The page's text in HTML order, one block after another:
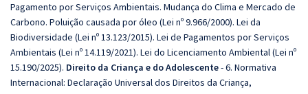
Pagamento por Serviços Ambientais. Mudança do Clima e Mercado de
Carbono. Poluição causada por óleo (Lei nº 9.966/2000). Lei da
Biodiversidade (Lei nº 13.123/2015). Lei de Pagamentos por Serviços
Ambientais (Lei nº 14.119/2021). Lei do Licenciamento Ambiental (Lei nº
15.190/2025). Direito da Criança e do Adolescente-6. Normativa
Internacional: Declaração Universal dos Direitos da Criança,